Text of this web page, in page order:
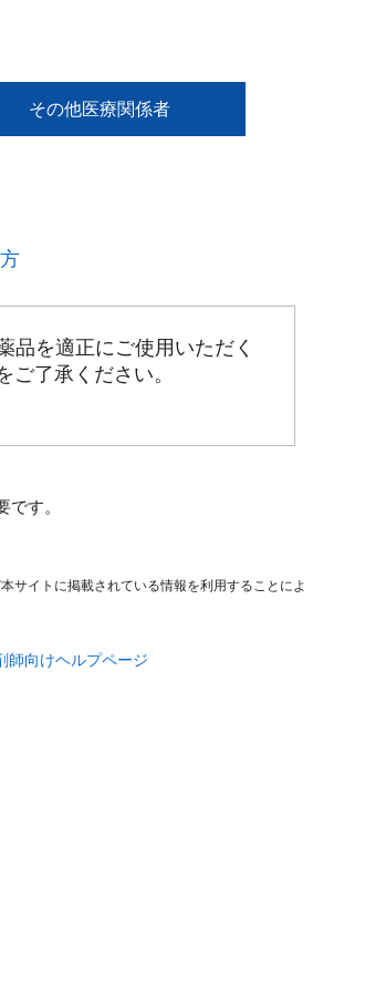
その他医療関係者
品を適正にご使用いただく
了承ください。
です。
サイトに掲載されている情報を利用することによ
師向けヘルプページ